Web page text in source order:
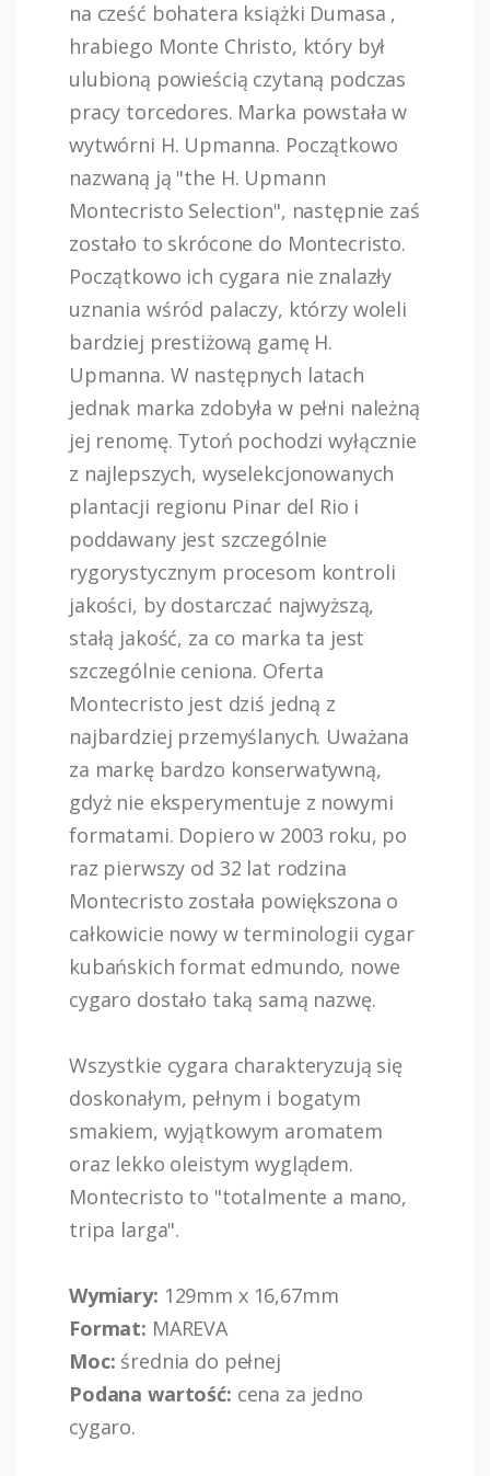
na cześć bohatera książki Dumasa ,
hrabiego Monte Christo, który był
ulubioną powieścią czytaną podczas
pracy torcedores. Marka powstała w
wytwórni H. Upmanna. Początkowo
nazwaną ją "the H. Upmann
Montecristo Selection", następnie zaś
zostało to skrócone do Montecristo.
Początkowo ich cygara nie znalazły
uznania wśród palaczy, którzy woleli
bardziej prestiżową gamę H.
Upmanna. W następnych latach
jednak marka zdobyła w pełni należną
jej renomę. Tytoń pochodzi wyłącznie
z najlepszych, wyselekcjonowanych
plantacji regionu Pinar del Rio i
poddawany jest szczególnie
rygorystycznym procesom kontroli
jakości, by dostarczać najwyższą,
stałą jakość, za co marka ta jest
szczególnie ceniona. Oferta
Montecristo jest dziś jedną z
najbardziej przemyślanych. Uważana
za markę bardzo konserwatywną,
gdyż nie eksperymentuje z nowymi
formatami. Dopiero w 2003 roku, po
raz pierwszy od 32 lat rodzina
Montecristo została powiększona o
całkowicie nowy w terminologii cygar
kubańskich format edmundo, nowe
cygaro dostało taką samą nazwę.
Wszystkie cygara charakteryzują się
doskonałym, pełnym i bogatym
smakiem, wyjątkowym aromatem
oraz lekko oleistym wyglądem.
Montecristo to "totalmente a mano,
tripa larga".
Wymiary: 129mm x 16,67mm
Format: MAREVA
Moc: średnia do pełnej
Podana wartość: cena za jedno
cygaro.